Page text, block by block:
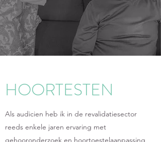
HOORTESTEN
Als audicien heb ik in de revalidatiesector
reeds enkele jaren ervaring met
gehooronderzoek en hoortoestelaanpassing